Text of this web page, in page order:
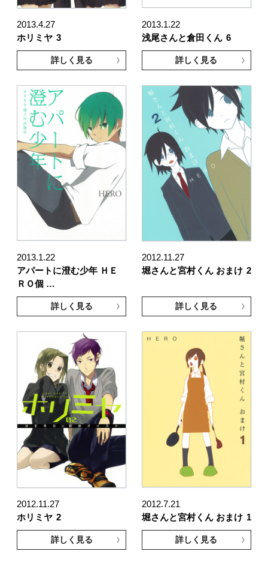
2013.4.27
ホリミヤ 3
詳しく見る
2013.1.22
浅尾さんと倉田くん 6
詳しく見る
2013.1.22
アパートに澄む少年 ＨＥ
ＲＯ個 …
詳しく見る
2012.11.27
堀さんと宮村くん おまけ 2
詳しく見る
2012.11.27
ホリミヤ 2
詳しく見る
2012.7.21
堀さんと宮村くん おまけ 1
詳しく見る